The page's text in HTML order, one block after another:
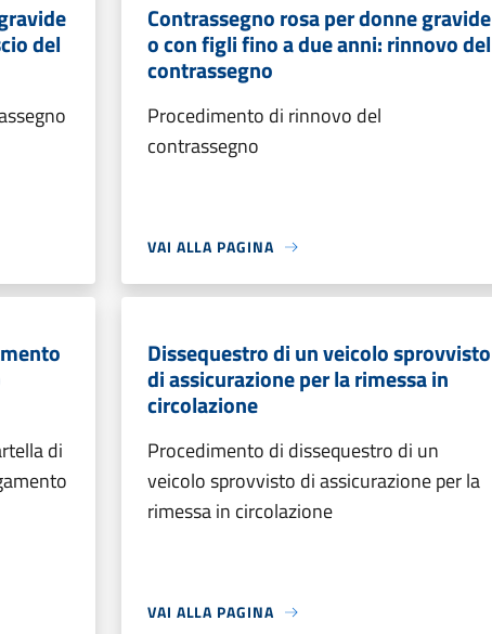
del
Contrassegno rosa per donne gravide
o con figli fino a due anni: rinnovo del
contrassegno
Procedimento di rinnovo del
contrassegno
VAI ALLA PAGINA
di
Dissequestro di un veicolo sprovvisto
di assicurazione per la rimessa in
circolazione
Procedimento di dissequestro di un
veicolo sprovvisto di assicurazione per la
rimessa in circolazione
VAI ALLA PAGINA